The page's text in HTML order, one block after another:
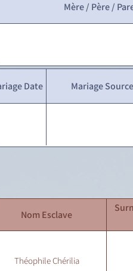
Mère / Père /
Date Mariage
Nom Esclave
Théophile Chérilia